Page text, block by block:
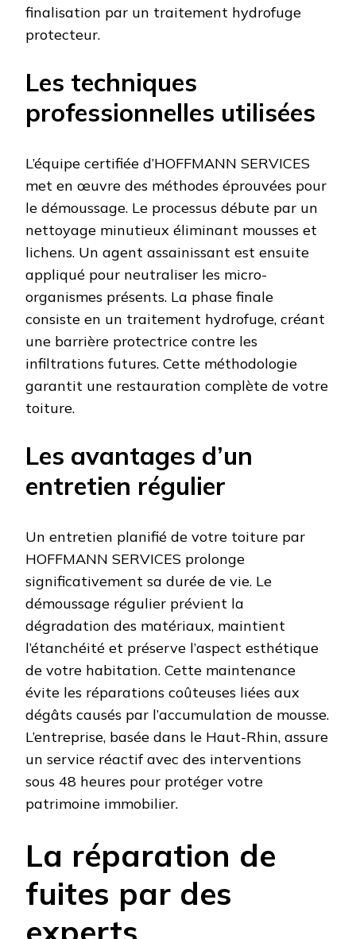
finalisation par un traitement hydrofuge
protecteur.
Les techniques
professionnelles utilisées
L’équipe certifiée d’HOFFMANN SERVICES
met en œuvre des méthodes éprouvées pour
le démoussage. Le processus débute par un
nettoyage minutieux éliminant mousses et
lichens. Un agent assainissant est ensuite
appliqué pour neutraliser les micro-
organismes présents. La phase finale
consiste en un traitement hydrofuge, créant
une barrière protectrice contre les
infiltrations futures. Cette méthodologie
garantit une restauration complète de votre
toiture.
Les avantages d’un
entretien régulier
Un entretien planifié de votre toiture par
HOFFMANN SERVICES prolonge
significativement sa durée de vie. Le
démoussage régulier prévient la
dégradation des matériaux, maintient
l’étanchéité et préserve l’aspect esthétique
de votre habitation. Cette maintenance
évite les réparations coûteuses liées aux
dégâts causés par l’accumulation de mousse.
L’entreprise, basée dans le Haut-Rhin, assure
un service réactif avec des interventions
sous 48 heures pour protéger votre
patrimoine immobilier.
La réparation de
fuites par des
experts